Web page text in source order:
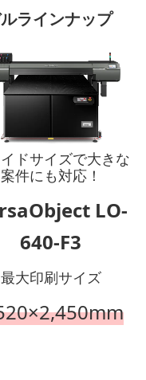
ラインナップ
ドサイズで大きな
案件にも対応！
LO-
640-F3
最大印刷サイズ